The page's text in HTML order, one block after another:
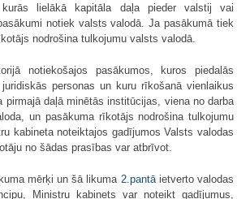
kurās lielākā kapitāla daļa pieder valstij vai
notiek valsts valodā. Ja pasākumā tiek
nodrošina tulkojumu valsts valodā.
notiekošajos pasākumos, kuros piedalās
personas un kuru rīkošanā vienlaikus
pirmajā daļā minētās institūcijas, viena no darba
un pasākuma rīkotājs nodrošina tulkojumu
kabineta noteiktajos gadījumos Valsts valodas
no šādas prasības var atbrīvot.
mērķi un šā likuma 2.pantāietverto valodas
Ministru kabinets var noteikt gadījumus,